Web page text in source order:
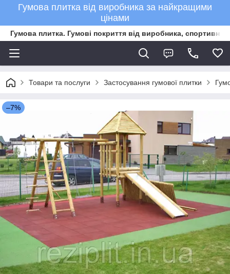
Гумова плитка від виробника за найкращими
цінами
Гумова плитка. Гумові покриття від виробника, спортивне
Товари та послуги Застосування гумової плитки
–7%